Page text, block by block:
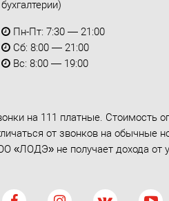
бухгалтерии)
Пн-Пт: 7:30 — 21:00
Сб: 8:00 — 21:00
Вс: 8:00 — 19:00
на 111 платные. Стоимость
от звонков на обычные
«ЛОДЭ» не получает дохода от